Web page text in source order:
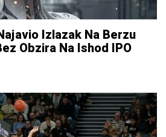
Izlazak Na Berzu
Obzira Na Ishod IPO